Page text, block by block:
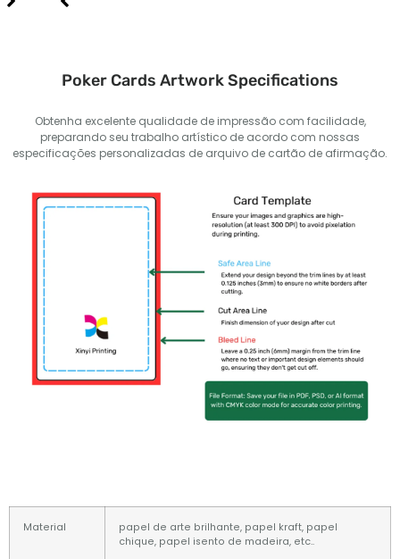
Poker Cards Artwork Specifications
Obtenha excelente qualidade de impressão com facilidade,
preparando seu trabalho artístico de acordo com nossas
especificações personalizadas de arquivo de cartão de afirmação.
Material
papel de arte brilhante, papel kraft, papel
chique, papel isento de madeira, etc..